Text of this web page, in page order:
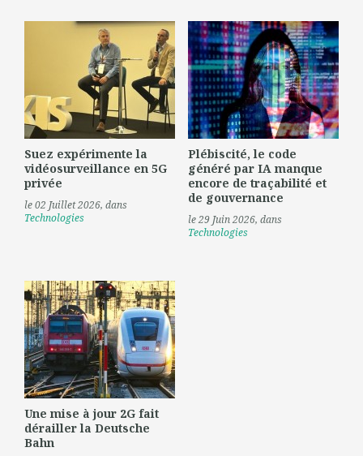
Suez expérimente la
vidéosurveillance en 5G
privée
le 02 Juillet 2026, dans
Technologies
Plébiscité, le code
généré par IA manque
encore de traçabilité et
de gouvernance
le 29 Juin 2026, dans
Technologies
Une mise à jour 2G fait
dérailler la Deutsche
Bahn